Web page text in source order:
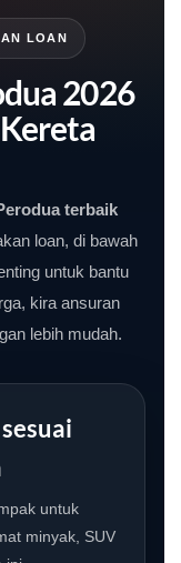
LOAN
2026
terbaik
loan, di bawah
untuk bantu
kira ansuran
lebih mudah.
untuk
minyak, SUV